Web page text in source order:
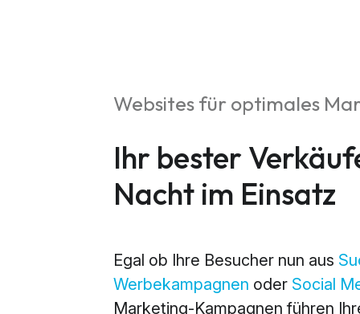
Web
Websites für optimales
Ihr bester
Nacht im Einsatz
Egal ob Ihre Besucher nun aus
Werbekampagnen oder Social
Marketing-Kampagnen führen